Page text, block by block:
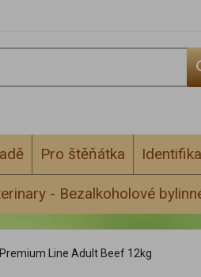
Pro štěňátka
- Bezalkoholové
Line Adult Beef 12kg